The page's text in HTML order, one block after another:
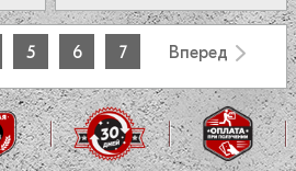
5 6 7 Вперед